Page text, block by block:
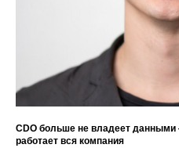
CDO больше не владеет данными
работает вся компания